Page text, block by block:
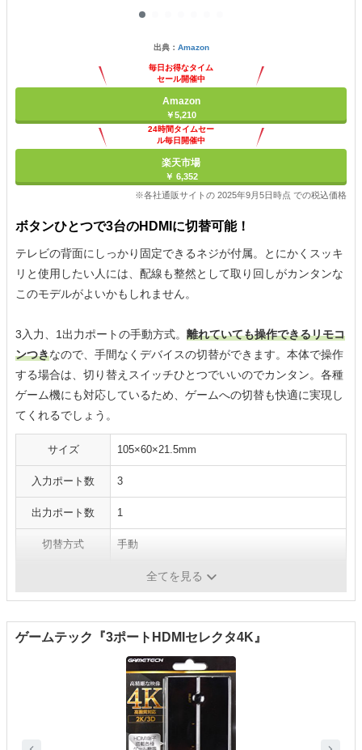
出典： Amazon
毎日お得なタイム
セール開催中
Amazon
￥5,210
24時間タイムセー
ル毎日開催中
楽天市場
￥ 6,352
※各社通販サイトの 2025年9月5日時点 での税込価格
ボタンひとつで3台のHDMIに切替可能！
テレビの背面にしっかり固定できるネジが付属。とにかくスッキ
リと使用したい人には、配線も整然として取り回しがカンタンな
このモデルがよいかもしれません。
3入力、1出力ポートの手動方式。 離れていても操作できるリモコ
ンつきなので、手間なくデバイスの切替ができます。本体で操作
する場合は、切り替えスイッチひとつでいいのでカンタン。各種
ゲーム機にも対応しているため、ゲームへの切替も快適に実現し
てくれるでしょう。
サイズ 105×60×21.5mm
入力ポート数 3
出力ポート数 1
切替方式 手動
全てを見る
ゲームテック『3ポートHDMIセレクタ4K』